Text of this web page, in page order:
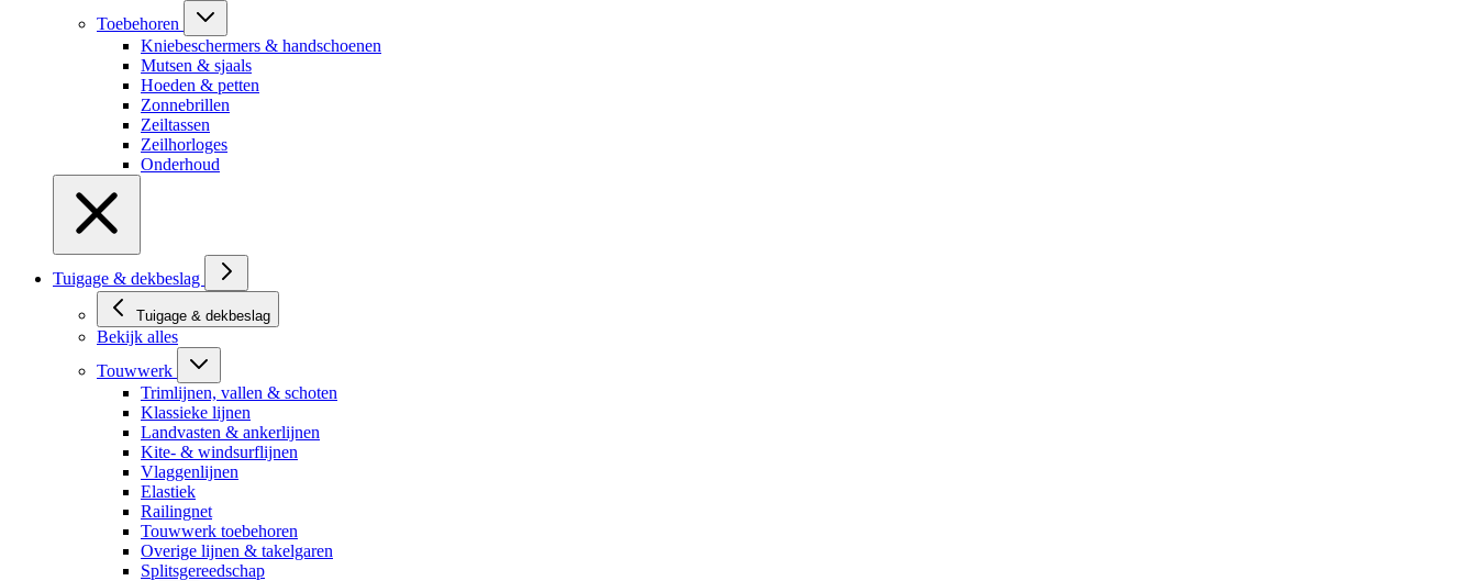
Toebehoren
Kniebeschermers & handschoenen
Mutsen & sjaals
Hoeden & petten
Zonnebrillen
Zeiltassen
Zeilhorloges
Onderhoud
Tuigage & dekbeslag
Tuigage & dekbeslag
Bekijk alles
Touwwerk
Trimlijnen, vallen & schoten
Klassieke lijnen
Landvasten & ankerlijnen
Kite- & windsurflijnen
Vlaggenlijnen
Elastiek
Railingnet
Touwwerk toebehoren
Overige lijnen & takelgaren
Splitsgereedschap